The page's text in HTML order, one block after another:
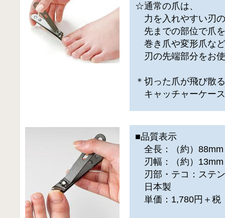
☆通常の爪は、
力を入れやすい刃
先までの部位で爪
巻き爪や変形爪な
刃の先端部分をお
＊切った爪が飛び散
キャッチャーケー
■品質表示
全長：（約）88mm
刃幅：（約）13mm
刃部・テコ：ステ
日本製
単価：1,780円＋税